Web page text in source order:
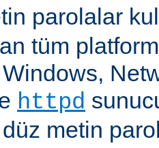
parolalar
tüm
httpd
metin